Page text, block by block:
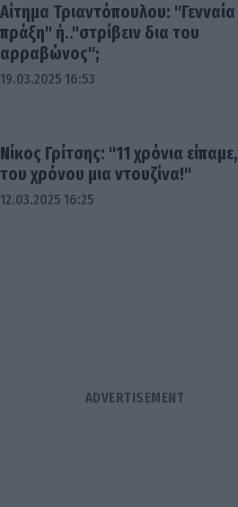
Αίτημα Τριαντόπουλου: "Γενναία
πράξη" ή.."στρίβειν δια του
αρραβώνος";
19.03.2025 16:53
Νίκος Γρίτσης: "11 χρόνια είπαμε,
του χρόνου μια ντουζίνα!"
12.03.2025 16:25